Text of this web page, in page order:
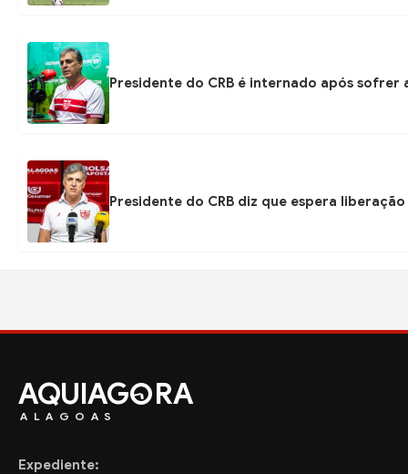
Presidente do CRB é internado após
Presidente do CRB diz que espera
AQUIAG RA
ALAGOAS
Expediente: